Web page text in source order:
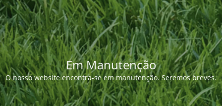
Em Manutenção
O nosso website encontra-se em manutenção. Seremos breves.